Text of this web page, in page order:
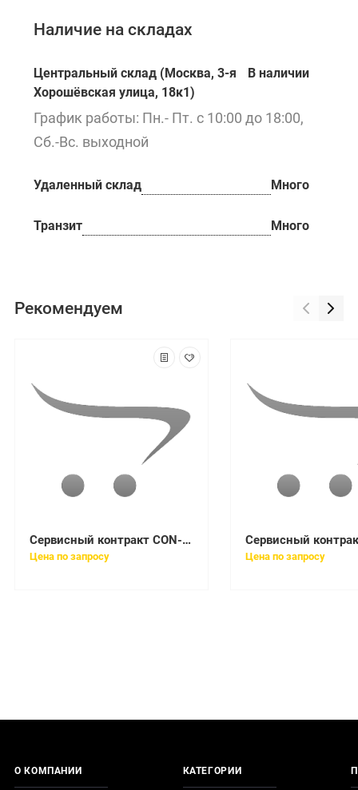
Наличие на складах
Центральный склад (Москва, 3-я
Хорошёвская улица, 18к1)
В наличии
График работы: Пн.- Пт. с 10:00 до 18:00,
Сб.-Вс. выходной
Удаленный склад Много
Транзит Много
Рекомендуем
Сервисный контракт CON-ECMU-LICMESSA
Цена по запросу Цена по запросу
О КОМПАНИИ КАТЕГОРИИ